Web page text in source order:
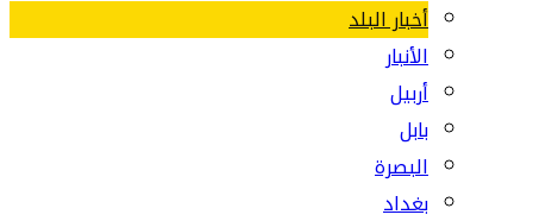
أخبار البلد
الأنبار
أربيل
بابل
البصرة
بغداد